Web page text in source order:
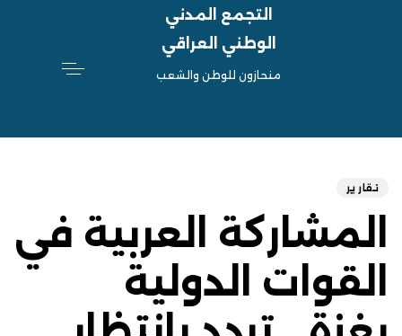
التجمع المدني
الوطني العراقي
منحازون للوطن والشعب
تقارير
المشاركة العربية في
القوات الدولية